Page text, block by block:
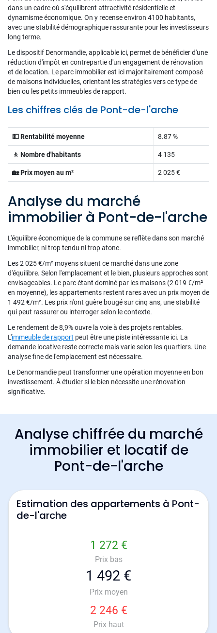
dans un cadre où s'équilibrent attractivité résidentielle et
dynamisme économique. On y recense environ 4100 habitants,
avec une stabilité démographique rassurante pour les investisseurs
long terme.
Le dispositif Denormandie, applicable ici, permet de bénéficier d'une
réduction d'impôt en contrepartie d'un engagement de rénovation
et de location. Le parc immobilier est ici majoritairement composé
de maisons individuelles, orientant les stratégies vers ce type de
bien ou les petits immeubles de rapport.
Les chiffres clés de Pont-de-l'arche
💵 Rentabilité moyenne 8.87 %
🚶 Nombre d'habitants 4 135
🏡 Prix moyen au m² 2 025 €
Analyse du marché
immobilier à Pont-de-l'arche
L'équilibre économique de la commune se reflète dans son marché
immobilier, ni trop tendu ni trop atone.
Les 2 025 €/m² moyens situent ce marché dans une zone
d'équilibre. Selon l'emplacement et le bien, plusieurs approches sont
envisageables. Le parc étant dominé par les maisons (2 019 €/m²
en moyenne), les appartements restent rares avec un prix moyen de
1 492 €/m². Les prix n'ont guère bougé sur cinq ans, une stabilité
qui peut rassurer ou interroger selon le contexte.
Le rendement de 8,9% ouvre la voie à des projets rentables.
L'immeuble de rapport peut être une piste intéressante ici. La
demande locative reste correcte mais varie selon les quartiers. Une
analyse fine de l'emplacement est nécessaire.
Le Denormandie peut transformer une opération moyenne en bon
investissement. À étudier si le bien nécessite une rénovation
significative.
Analyse chiffrée du marché
immobilier et locatif de
Pont-de-l'arche
Estimation des appartements à Pont-
de-l'arche
1 272 €
Prix bas
1 492 €
Prix moyen
2 246 €
Prix haut